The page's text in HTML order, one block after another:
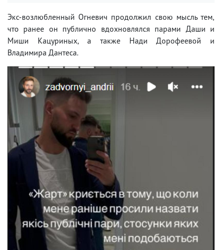
Экс-возлюбленный Огневич продолжил свою мысль тем,
что ранее он публично вдохновлялся парами Даши и
Миши Кацуриных, а также Нади Дорофеевой и
Владимира Дантеса.